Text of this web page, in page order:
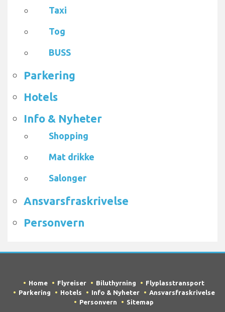
Taxi
Tog
BUSS
Parkering
Hotels
Info & Nyheter
Shopping
Mat drikke
Salonger
Ansvarsfraskrivelse
Personvern
Home Flyreiser Biluthyrning
Flyplasstransport
Parkering
Hotels Info & Nyheter
Ansvarsfraskrivelse
Personvern
Sitemap